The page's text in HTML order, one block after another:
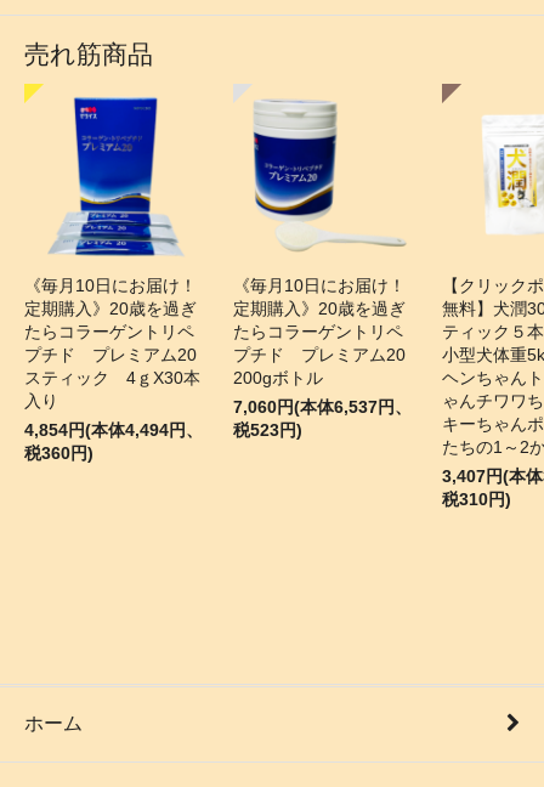
売れ筋商品
《毎月10日にお届け！
定期購入》20歳を過ぎ
たらコラーゲントリペ
プチド プレミアム20
スティック 4ｇX30本
入り
4,854円(本体4,494円、
税360円)
《毎月10日にお届け！
定期購入》20歳を過ぎ
たらコラーゲントリペ
プチド プレミアム20
200gボトル
7,060円(本体6,537円、
税523円)
【クリック
無料】犬潤
ティック５
小型犬体重
ヘンちゃん
ゃんチワワ
キーちゃん
たちの1～2
3,407円(本
税310円)
ホーム